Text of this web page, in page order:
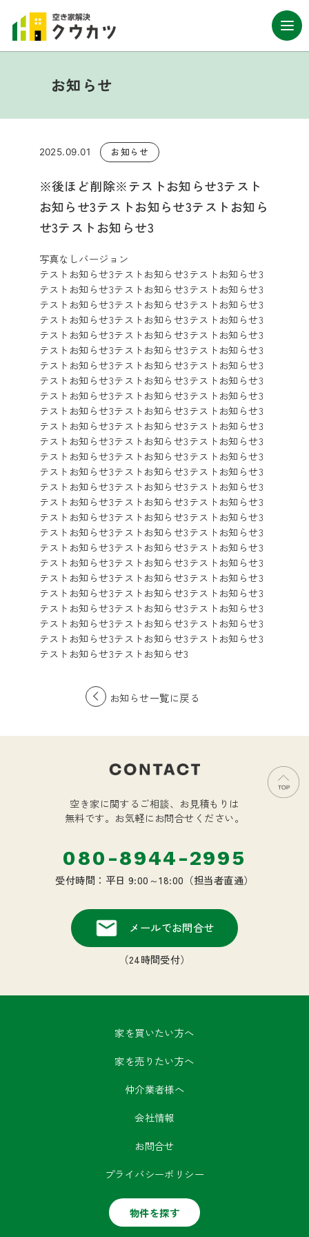
お知らせ
2025.09.01 お知らせ
※後ほど削除※テストお知らせ3テスト
お知らせ3テストお知らせ3テストお知ら
せ3テストお知らせ3
写真なしバージョン
テストお知らせ3テストお知らせ3テストお知らせ3
テストお知らせ3テストお知らせ3テストお知らせ3
テストお知らせ3テストお知らせ3テストお知らせ3
テストお知らせ3テストお知らせ3テストお知らせ3
テストお知らせ3テストお知らせ3テストお知らせ3
テストお知らせ3テストお知らせ3テストお知らせ3
テストお知らせ3テストお知らせ3テストお知らせ3
テストお知らせ3テストお知らせ3テストお知らせ3
テストお知らせ3テストお知らせ3テストお知らせ3
テストお知らせ3テストお知らせ3テストお知らせ3
テストお知らせ3テストお知らせ3テストお知らせ3
テストお知らせ3テストお知らせ3テストお知らせ3
テストお知らせ3テストお知らせ3テストお知らせ3
テストお知らせ3テストお知らせ3テストお知らせ3
テストお知らせ3テストお知らせ3テストお知らせ3
テストお知らせ3テストお知らせ3テストお知らせ3
テストお知らせ3テストお知らせ3テストお知らせ3
テストお知らせ3テストお知らせ3テストお知らせ3
テストお知らせ3テストお知らせ3テストお知らせ3
テストお知らせ3テストお知らせ3テストお知らせ3
テストお知らせ3テストお知らせ3テストお知らせ3
テストお知らせ3テストお知らせ3テストお知らせ3
テストお知らせ3テストお知らせ3テストお知らせ3
テストお知らせ3テストお知らせ3テストお知らせ3
テストお知らせ3テストお知らせ3テストお知らせ3
テストお知らせ3テストお知らせ3
お知らせ一覧に戻る
空き家に関するご相談、お見積もりは
無料です。 お気軽にお問合せください。
080-8944-2995
受付時間：平日 9:00～18:00（担当者直通）
メールでお問合せ
（24時間受付）
家を買いたい方へ
家を売りたい方へ
仲介業者様へ
会社情報
お問合せ
プライバシーポリシー
物件を探す